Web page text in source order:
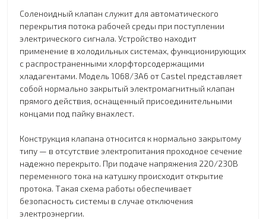
Соленоидный клапан служит для автоматического
перекрытия потока рабочей среды при поступлении
электрического сигнала. Устройство находит
применение в холодильных системах, функционирующих
с распространенными хлорфторсодержащими
хладагентами. Модель 1068/3A6 от Castel представляет
собой нормально закрытый электромагнитный клапан
прямого действия, оснащенный присоединительными
концами под пайку внахлест.
Конструкция клапана относится к нормально закрытому
типу — в отсутствие электропитания проходное сечение
надежно перекрыто. При подаче напряжения 220/230В
переменного тока на катушку происходит открытие
протока. Такая схема работы обеспечивает
безопасность системы в случае отключения
электроэнергии.